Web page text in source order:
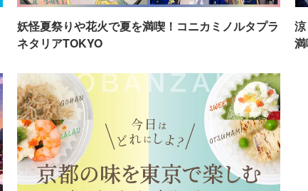
妖怪夏祭りや花火で夏を満喫！コニカミノルタプラ
ネタリアTOKYO